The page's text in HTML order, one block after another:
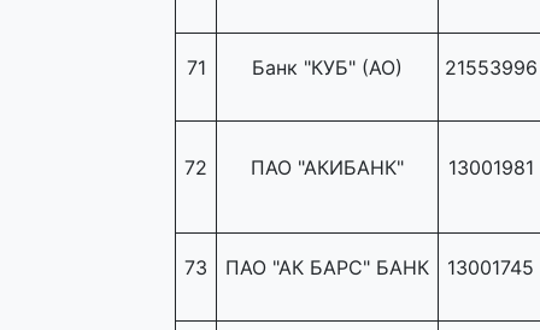
71 Банк "КУБ" (АО) 21553996
72 ПАО "АКИБАНК" 13001981
73 ПАО "АК БАРС" БАНК 13001745